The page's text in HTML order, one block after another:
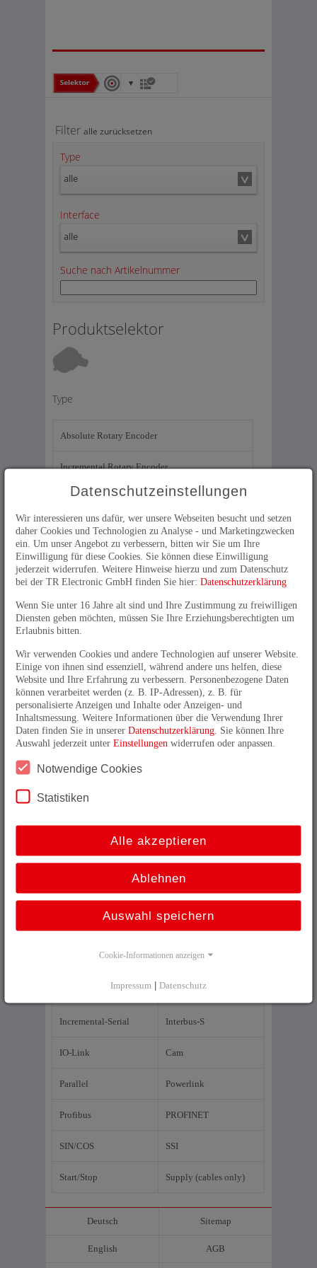
Filter alle zurücksetzen
Type
alle
Interface
alle
Suche nach Artikelnummer
Produktselektor
Type
Absolute Rotary Encoder
Incremental Rotary Encoder
Linear Encoder - magnetostriction
Encoder acc. to ATEX
Laser
Wire length encoders
Glass scales
Drives
Cable Plugs
Couplings
Interface
Analog Asynchronous serial
CANopen CIB2X
DeviceNet DRIVE-CLiQ
EtherCAT P
Incremental Interface
Incremental-Serial Interbus-S
IO-Link Cam
Parallel Powerlink
Profibus PROFINET
SIN/COS SSI
Start/Stop Supply (cables only)
Deutsch
English
Sitemap
AGB
Datenschutzeinstellungen
Wir interessieren uns dafür, wer unsere Webseiten besucht und setzen
daher Cookies und Technologien zu Analyse - und Marketingzwecken
ein. Um unser Angebot zu verbessern, bitten wir Sie um Ihre
Einwilligung für diese Cookies. Sie können diese Einwilligung
jederzeit widerrufen. Weitere Hinweise hierzu und zum Datenschutz
bei der TR Electronic GmbH finden Sie hier:Datenschutzerklärung
Wenn Sie unter 16 Jahre alt sind und Ihre Zustimmung zu freiwilligen
Diensten geben möchten, müssen Sie Ihre Erziehungsberechtigten um
Erlaubnis bitten.
Wir verwenden Cookies und andere Technologien auf unserer Website.
Einige von ihnen sind essenziell, während andere uns helfen, diese
Website und Ihre Erfahrung zu verbessern. Personenbezogene Daten
können verarbeitet werden (z. B. IP-Adressen), z. B. für
personalisierte Anzeigen und Inhalte oder Anzeigen- und
Inhaltsmessung. Weitere Informationen über die Verwendung Ihrer
Daten finden Sie in unsererDatenschutzerklärung . Sie können Ihre
Auswahl jederzeit unterEinstellungen widerrufen oder anpassen.
Notwendige Cookies
Statistiken
Alle akzeptieren
Ablehnen
Auswahl speichern
Cookie-Informationen anzeigen
Impressum | Datenschutz